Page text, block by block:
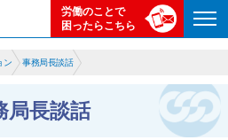
労働のことで
困ったらこちら
ン 事務局長談話
局長談話